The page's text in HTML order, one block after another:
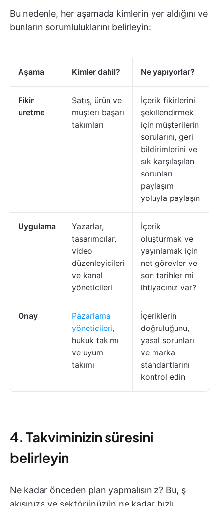
Bu nedenle, her aşamada kimlerin yer aldığını ve
bunların sorumluluklarını belirleyin:
Aşama Kimler dahil? Ne yapıyorlar?
Fikir
üretme
Satış, ürün ve
müşteri başarı
takımları
İçerik fikirlerini
şekillendirmek
için müşterilerin
sorularını, geri
bildirimlerini ve
sık karşılaşılan
sorunları
paylaşım
yoluyla paylaşın
Uygulama
Yazarlar,
tasarımcılar,
video
düzenleyicileri
ve kanal
yöneticileri
İçerik
oluşturmak ve
yayınlamak için
net görevler ve
son tarihler mi
ihtiyacınız var?
Onay
Pazarlama
yöneticileri,
hukuk takımı
ve uyum
takımı
İçeriklerin
doğruluğunu,
yasal sorunları
ve marka
standartlarını
kontrol edin
4. Takviminizin süresini
belirleyin
Ne kadar önceden plan yapmalısınız? Bu, ş
akışınıza ve sektörünüzün ne kadar hızlı